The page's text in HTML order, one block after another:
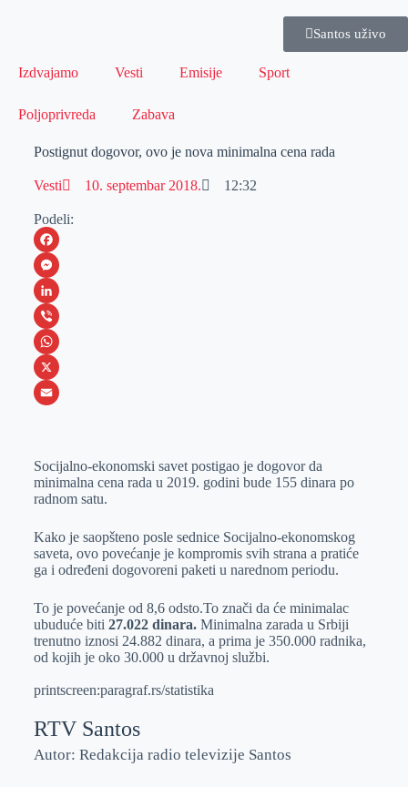
Santos uživo
Izdvajamo Vesti Emisije Sport
Poljoprivreda Zabava
Postignut dogovor, ovo je nova minimalna cena rada
Vesti 10. septembar 2018. 12:32
Podeli:
F
a
c
e
b
o
M
e
s
s
e
e
r
L
i
n
k
I
n
V
i
b
W
h
s
A
p
X
a
i
Socijalno-ekonomski savet postigao je dogovor da
minimalna cena rada u 2019. godini bude 155 dinara po
radnom satu.
Kako je saopšteno posle sednice Socijalno-ekonomskog
saveta, ovo povećanje je kompromis svih strana a pratiće
ga i određeni dogovoreni paketi u narednom periodu.
To je povećanje od 8,6 odsto.To znači da će minimalac
ubuduće biti 27.022 dinara.Minimalna zarada u Srbiji
trenutno iznosi 24.882 dinara, a prima je 350.000 radnika,
od kojih je oko 30.000 u državnoj službi.
printscreen:paragraf.rs/statistika
RTV Santos
Autor: Redakcija radio televizije Santos